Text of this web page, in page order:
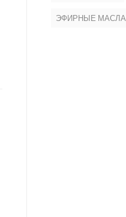
ЭФИРНЫЕ МАСЛА